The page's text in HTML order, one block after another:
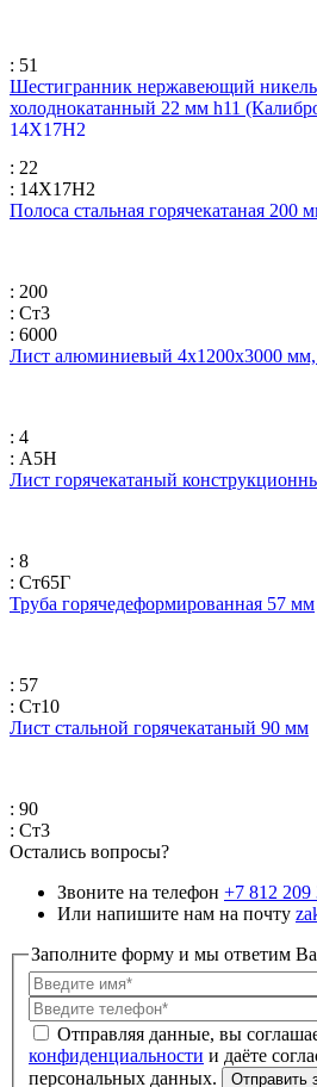
: 51
Шестигранник нержавеющий
холоднокатанный 22 мм h11
14Х17Н2
: 22
: 14Х17Н2
Полоса стальная горячекатаная 200
: 200
: Ст3
: 6000
Лист алюминиевый 4х1200х3000
: 4
: А5Н
Лист горячекатаный
: 8
: Ст65Г
Труба горячедеформированная 57 мм
: 57
: Ст10
Лист стальной горячекатаный 90 мм
: 90
: Ст3
Остались вопросы?
Звоните на телефон +7 812 209
Или напишите нам на почту
Заполните форму и мы ответим
конфиденциальности